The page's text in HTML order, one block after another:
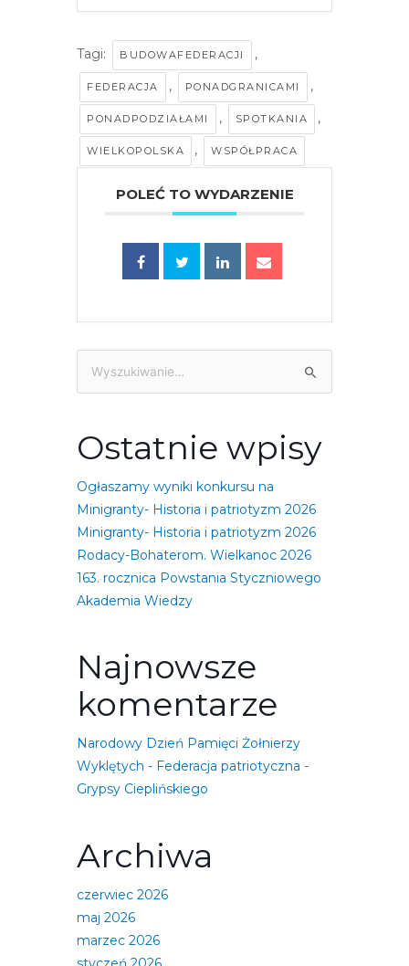
Tagi: BUDOWAFEDERACJI ,
FEDERACJA , PONADGRANICAMI ,
PONADPODZIAŁAMI , SPOTKANIA ,
WIELKOPOLSKA , WSPÓŁPRACA
POLEĆ TO WYDARZENIE
Szukaj
dla:
Ostatnie wpisy
Ogłaszamy wyniki konkursu na
Minigranty- Historia i patriotyzm 2026
Minigranty- Historia i patriotyzm 2026
Rodacy-Bohaterom. Wielkanoc 2026
163. rocznica Powstania Styczniowego
Akademia Wiedzy
Najnowsze
komentarze
Narodowy Dzień Pamięci Żołnierzy
Wyklętych - Federacja patriotyczna -
Grypsy Cieplińskiego
Archiwa
czerwiec 2026
maj 2026
marzec 2026